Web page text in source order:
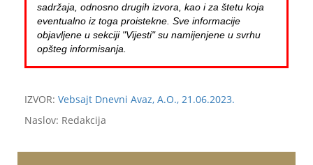
sadržaja, odnosno drugih izvora, kao i za štetu koja
eventualno iz toga proistekne. Sve informacije
objavljene u sekciji "Vijesti" su namijenjene u svrhu
opšteg informisanja.
IZVOR: Vebsajt Dnevni Avaz, A.O., 21.06.2023.
Naslov: Redakcija